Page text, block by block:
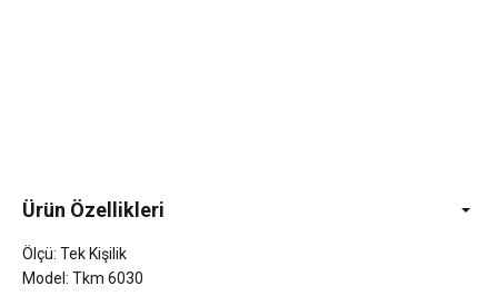
Ürün Özellikleri
Ölçü: Tek Kişilik
Model: Tkm 6030